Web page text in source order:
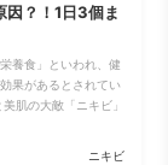
因？！1日3個ま
養食」といわれ、健
果があるとされてい
肌の大敵「ニキビ」
ニキビ